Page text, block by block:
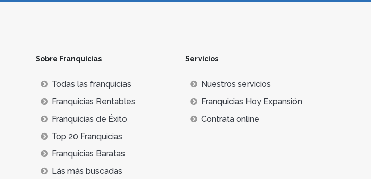
Sobre Franquicias
Todas las franquicias
Franquicias Rentables
Franquicias de Éxito
Top 20 Franquicias
Franquicias Baratas
Lás más buscadas
Servicios
Nuestros servicios
Franquicias Hoy Expansión
Contrata online